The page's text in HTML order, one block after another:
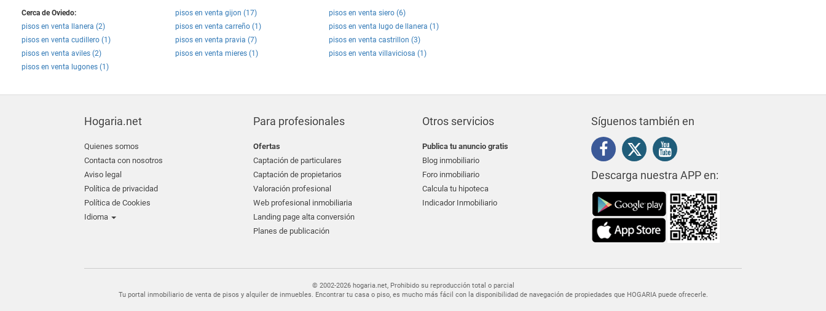
Cerca de Oviedo: pisos en venta gijon (17)
pisos en venta siero (6)
pisos en venta llanera (2)
pisos en venta carreño (1)
pisos en venta lugo de llanera (1)
pisos en venta cudillero (1)
pisos en venta pravia (7)
pisos en venta castrillon (3)
pisos en venta aviles (2)
pisos en venta mieres (1)
pisos en venta villaviciosa (1)
pisos en venta lugones (1)
Hogaria.net
Quienes somos
Contacta con nosotros
Aviso legal
Política de privacidad
Política de Cookies
Idioma
Para profesionales
Ofertas
Captación de particulares
Captación de propietarios
Valoración profesional
Web profesional inmobiliaria
Landing page alta conversión
Planes de publicación
Otros servicios
Publica tu anuncio gratis
Blog inmobiliario
Foro inmobiliario
Calcula tu hipoteca
Indicador Inmobiliario
Síguenos también en
Descarga nuestra APP en:
© 2002-2026 hogaria.net, Prohibido su reproducción total o parcial
Tu portal inmobiliario de venta de pisos y alquiler de inmuebles. Encontrar tu casa o piso, es mucho más fácil con la disponibilidad de navegación de propiedades que HOGARIA puede ofrecerle.